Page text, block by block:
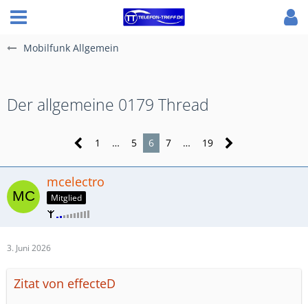
Mobilfunk Allgemein
​Der allgemeine 0179 Thread
1 … 5 6 7 … 19
mcelectro
Mitglied
3. Juni 2026
Zitat von effecteD